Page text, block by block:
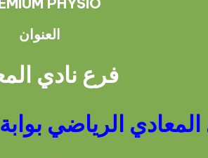
العنوان
فرع نادي
الرياضي بوابة رقم 2 بشارع